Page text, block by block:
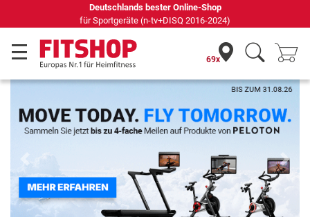
69 Fachmärkte vor Ort mit 75 eigenen Servicetechnikern
69x
Previous Next